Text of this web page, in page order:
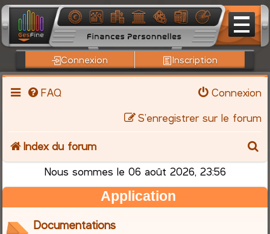
Connexion Inscription
FAQ
Connexion
S’enregistrer sur le forum
Index du forum
Nous sommes le 06 août 2026, 23:56
Application
Documentations